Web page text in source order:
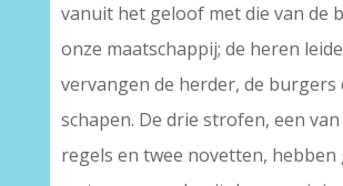
vanuit het geloof met die van de
onze maatschappij; de heren
vervangen de herder, de burgers
schapen. De drie strofen, een
regels en twee novetten, hebben